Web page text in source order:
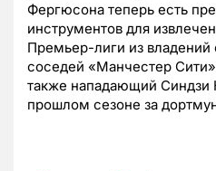
Фергюсона теперь есть
инструментов для
Премьер-лиги из владений
соседей «Манчестер
также нападающий Синдзи
прошлом сезоне за